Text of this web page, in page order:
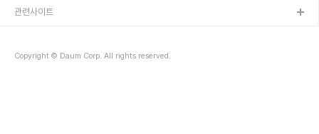
러다 보니 책까지 쓰게 되었다고 한다. 책은 2014년에 출간 되었는데
가님 모습이 떠오른다. 혈관 속에 냉면 ..
Copyright © Daum Corp. All rights reserved.
관련사이트